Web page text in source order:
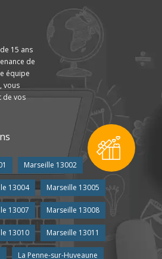
15 ans
de
équipe
vous
de vos
Marseille 13002
13004 Marseille 13005
13007 Marseille 13008
13010 Marseille 13011
La Penne-sur-Huveaune